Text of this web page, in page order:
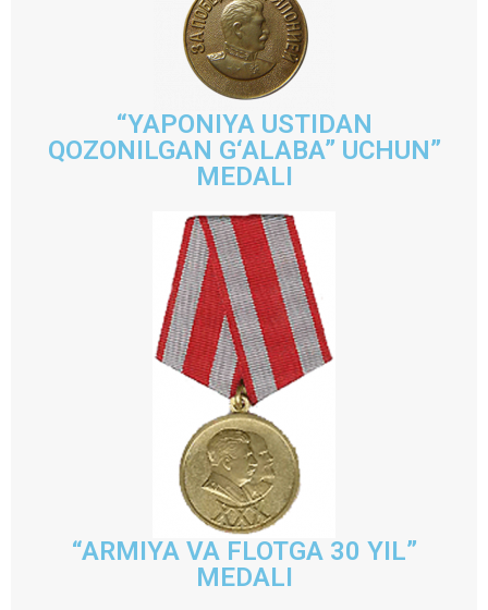
“YAPONIYA USTIDAN
QOZONILGAN G‘ALABA” UCHUN”
MEDALI
“ARMIYA VA FLOTGA 30 YIL”
MEDALI